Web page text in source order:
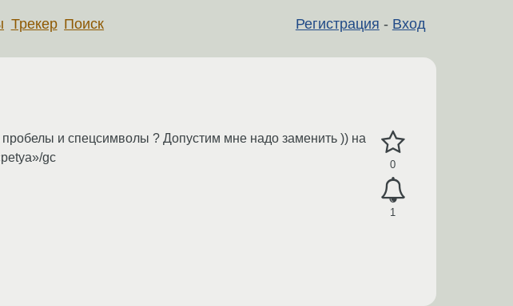
Регистрация - Вход
Трекер Поиск
0
1
и спецсимволы ? Допустим мне надо заменить )) на
gc